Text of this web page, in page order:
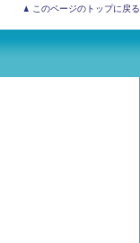
このページのトップに戻る